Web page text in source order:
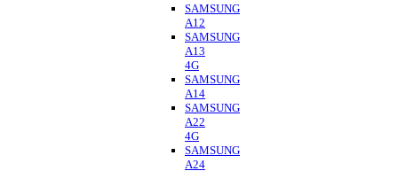
SAMSUNG
A12
SAMSUNG
A13
4G
SAMSUNG
A14
SAMSUNG
A22
4G
SAMSUNG
A24